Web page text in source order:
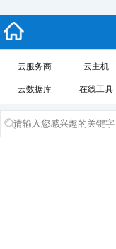
云服务商 云主机
云数据库 在线工具